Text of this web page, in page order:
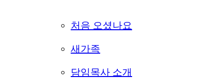
처음 오셨나요
새가족
담임목사 소개